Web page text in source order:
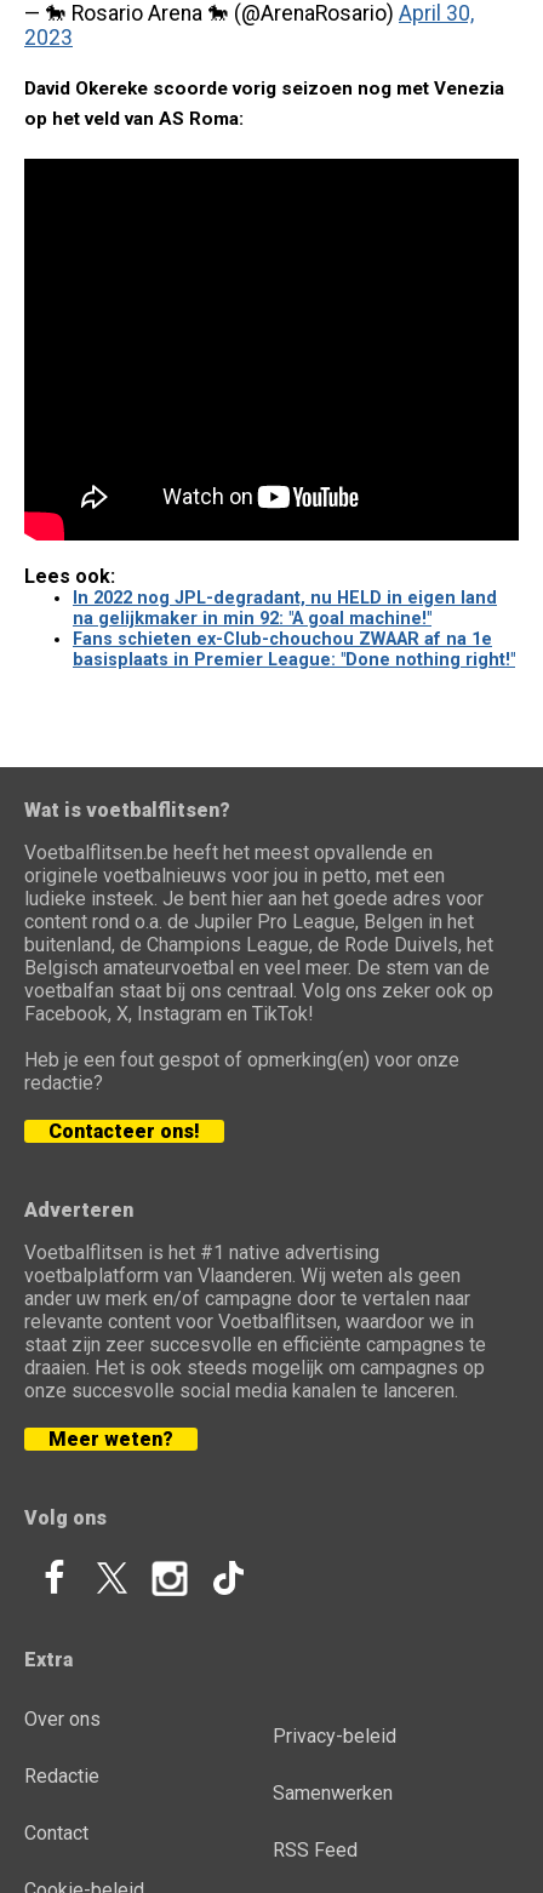
— 🐎 Rosario Arena 🐎 (@ArenaRosario) April 30,
2023
David Okereke scoorde vorig seizoen nog met Venezia
op het veld van AS Roma:
Lees ook:
In 2022 nog JPL-degradant, nu HELD in eigen land
na gelijkmaker in min 92: "A goal machine!"
Fans schieten ex-Club-chouchou ZWAAR af na 1e
basisplaats in Premier League: "Done nothing right!"
Wat is voetbalflitsen?
Voetbalflitsen.be heeft het meest opvallende en
originele voetbalnieuws voor jou in petto, met een
ludieke insteek. Je bent hier aan het goede adres voor
content rond o.a. de Jupiler Pro League, Belgen in het
buitenland, de Champions League, de Rode Duivels, het
Belgisch amateurvoetbal en veel meer. De stem van de
voetbalfan staat bij ons centraal. Volg ons zeker ook op
Facebook, X, Instagram en TikTok!
Heb je een fout gespot of opmerking(en) voor onze
redactie?
Contacteer ons!
Adverteren
Voetbalflitsen is het #1 native advertising
voetbalplatform van Vlaanderen. Wij weten als geen
ander uw merk en/of campagne door te vertalen naar
relevante content voor Voetbalflitsen, waardoor we in
staat zijn zeer succesvolle en efficiënte campagnes te
draaien. Het is ook steeds mogelijk om campagnes op
onze succesvolle social media kanalen te lanceren.
Meer weten?
Volg ons
Extra
Over ons
Redactie
Contact
Privacy-beleid
Samenwerken
RSS Feed